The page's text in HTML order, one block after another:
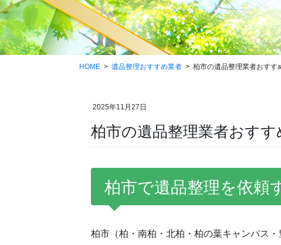
HOME 遺品整理おすすめ業者 柏市の遺品整理業者おすす
2025年11月27日
柏市の遺品整理業者おす
柏市で遺品整理を依頼
柏市（柏・南柏・北柏・柏の葉キャンパス・